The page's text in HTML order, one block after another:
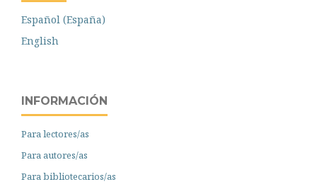
Español (España)
English
INFORMACIÓN
Para lectores/as
Para autores/as
Para bibliotecarios/as